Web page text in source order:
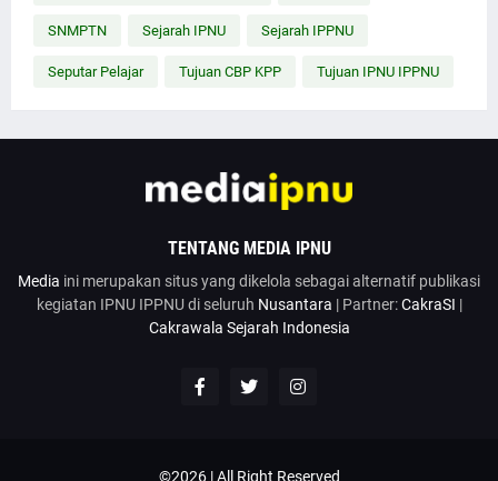
SNMPTN Sejarah IPNU Sejarah IPPNU
Seputar Pelajar Tujuan CBP KPP Tujuan IPNU IPPNU
TENTANG MEDIA IPNU
Media ini merupakan situs yang dikelola sebagai alternatif publikasi
kegiatan IPNU IPPNU di seluruh Nusantara | Partner:CakraSI |
Cakrawala Sejarah Indonesia
©2026 | All Right Reserved